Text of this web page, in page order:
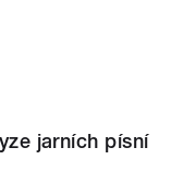
jarních písní